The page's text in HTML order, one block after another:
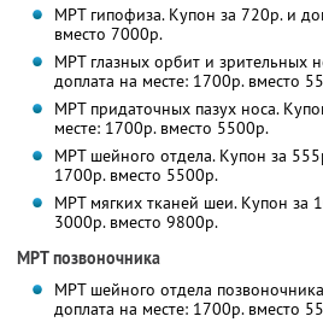
МРТ гипофиза. Купон за 720р. и
вместо 7000р.
МРТ глазных орбит и зрительных
доплата на месте: 1700р. вместо
МРТ придаточных пазух носа.
месте: 1700р. вместо 5500р.
МРТ шейного отдела. Купон за
1700р. вместо 5500р.
МРТ мягких тканей шеи. Купон за
3000р. вместо 9800р.
МРТ позвоночника
МРТ шейного отдела
доплата на месте: 1700р. вместо